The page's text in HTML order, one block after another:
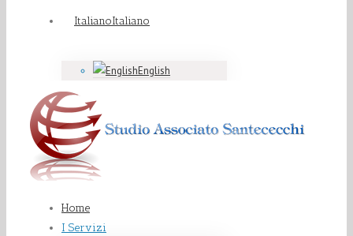
Italiano
English
Home
I Servizi